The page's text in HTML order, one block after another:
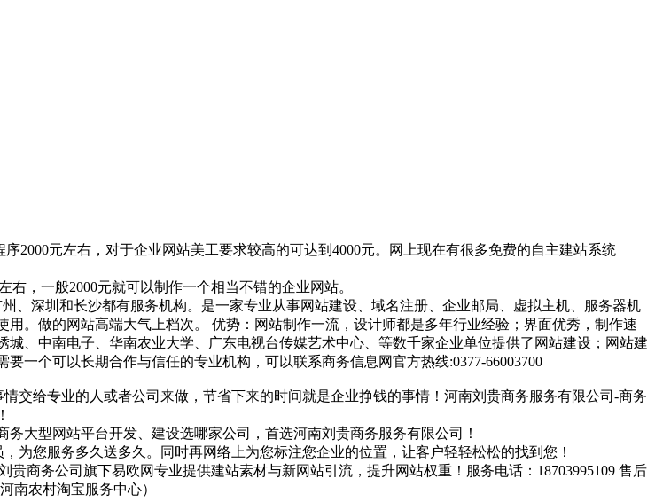
2000元左右，对于企业网站美工要求较高的可达到4000元。网上现在有很多免费的自主建站系统
，一般2000元就可以制作一个相当不错的企业网站。
、深圳和长沙都有服务机构。是一家专业从事网站建设、域名注册、企业邮局、虚拟主机、服务器机
。做的网站高端大气上档次。 优势：网站制作一流，设计师都是多年行业经验；界面优秀，制作速
、中南电子、华南农业大学、广东电视台传媒艺术中心、等数千家企业单位提供了网站建设；网站建
一个可以长期合作与信任的专业机构，可以联系商务信息网官方热线:0377-66003700
交给专业的人或者公司来做，节省下来的时间就是企业挣钱的事情！河南刘贵商务服务有限公司-商务
大型网站平台开发、建设选哪家公司，首选河南刘贵商务服务有限公司！
为您服务多久送多久。同时再网络上为您标注您企业的位置，让客户轻轻松松的找到您！
商务公司旗下易欧网专业提供建站素材与新网站引流，提升网站权重！服务电话：18703995109 售后
南农村淘宝服务中心）